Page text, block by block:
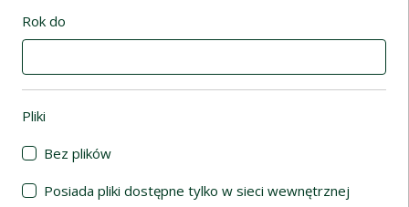
Rok do
Pliki
Bez plików
Posiada pliki dostępne tylko w sieci wewnętrznej